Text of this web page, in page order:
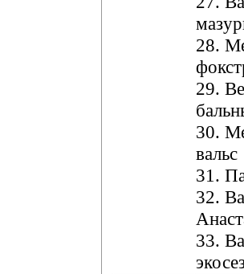
28.
29.
30.
вальс
31.
32.
33.